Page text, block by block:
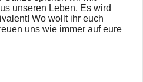
unseren Leben. Es wird
Wo wollt ihr euch
uns wie immer auf eure